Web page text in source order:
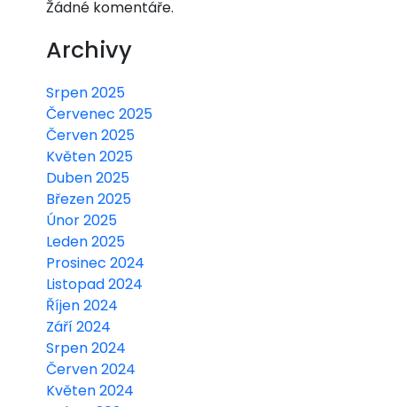
Žádné komentáře.
Archivy
Srpen 2025
Červenec 2025
Červen 2025
Květen 2025
Duben 2025
Březen 2025
Únor 2025
Leden 2025
Prosinec 2024
Listopad 2024
Říjen 2024
Září 2024
Srpen 2024
Červen 2024
Květen 2024